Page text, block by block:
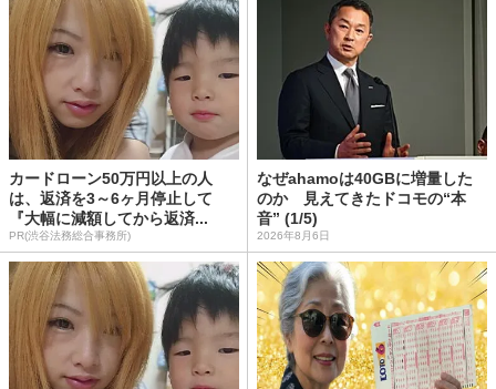
カードローン50万円以上の人
は、返済を3～6ヶ月停止して
『大幅に減額してから返済...
PR(渋谷法務総合事務所)
なぜahamoは40GBに増量した
のか 見えてきたドコモの“本
音” (1/5)
2026年8月6日